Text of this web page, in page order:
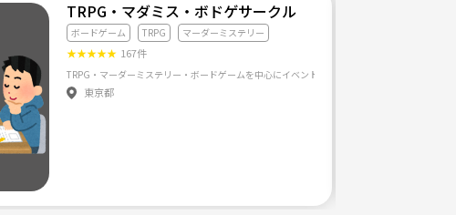
ミュニティに参加してみたい。」 「ボードゲームは気になるけど、やったことがない。」 そんな方が
TRPG・マダミス・ボドゲサークル
ボードゲーム TRPG マーダーミステリー
★★★★★ 167件
TRPG・マーダーミステリー・ボードゲームを中心にイベントをやっていく予定です(o^^o) 興
東京都